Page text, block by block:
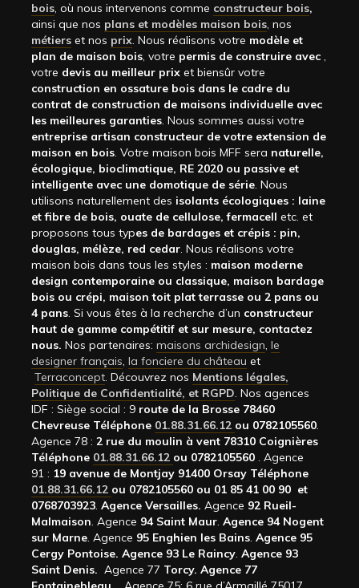
bois, où nous intervenons comme constructeur bois,
ainsi que nos plans et modèles maison bois, nos
métiers et nos prix. Nous réalisons votre modèle et
plan de maison bois, votre permis de construire avec ,
votre devis au meilleur prix et biensûr votre
construction en ossature bois dans le cadre du
contrat de construction de maisons individuelle avec
les meilleures garanties. Nous sommes aussi votre
entreprise artisan constructeur de votre extension de
maison en bois. Votre maison bois MFF sera naturelle,
écologique, bioclimatique, RE 2020 ou passive et
intelligente avec une domotique de série. Nous
utilisons naturellement des isolants écologiques : laine
et fibre de bois, ouate de cellulose, fermacell etc. et
proposons tous types de bardages et crépis : pin,
douglas, mélèze, red cedar. Nous réalisons votre
maison bois dans tous les styles : maison moderne
design contemporaine ou classique, maison bardage
bois ou crépi, maison toit plat terrasse ou 2 pans ou
4 pans. Si vous êtes à la recherche d’un constructeur
haut de gamme compétitif et sur mesure, contactez
nous. Nos partenaires: maisons archidesign, le
designer français, la fonciere du château et
Terraconcept. Découvrez nos Mentions légales,
Politique de Confidentialité, et RGPD. Nos agences
IDF : Siège social : 9 route de la Brosse 78460
Chevreuse Téléphone 01.88.31.66.12 ou 0782105560.
Agence 78 : 2 rue du moulin à vent 78310 Coignières
Téléphone 01.88.31.66.12 ou 0782105560 . Agence
91 : 19 avenue de Montjay 91400 Orsay Téléphone
01.88.31.66.12 ou 0782105560 ou 01 85 41 00 90 et
0768703923. Agence Versailles. Agence 92 Rueil-
Malmaison. Agence 94 Saint Maur. Agence 94 Nogent
sur Marne. Agence 95 Enghien les Bains. Agence 95
Cergy Pontoise. Agence 93 Le Raincy. Agence 93
Saint Denis. Agence 77 Torcy. Agence 77